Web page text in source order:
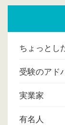
ちょっとし
受験のアド
実業家
有名人